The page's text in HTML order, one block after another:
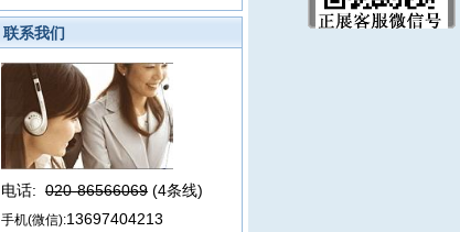
联系我们
电话: 020-86566069 (4条线)
手机(微信):13697404213